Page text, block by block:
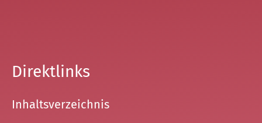
Direktlinks
Inhaltsverzeichnis